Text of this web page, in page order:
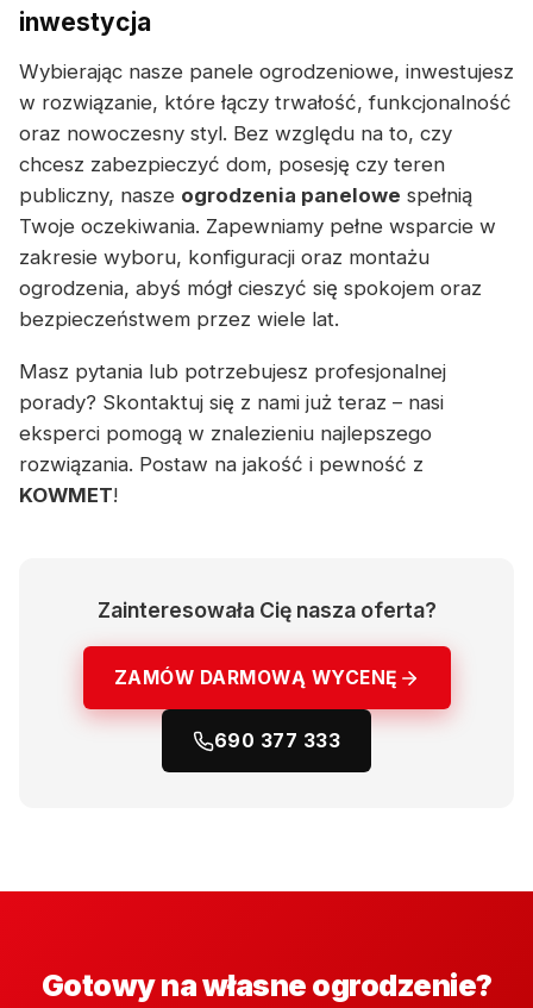
inwestycja
Wybierając nasze panele ogrodzeniowe, inwestujesz
w rozwiązanie, które łączy trwałość, funkcjonalność
oraz nowoczesny styl. Bez względu na to, czy
chcesz zabezpieczyć dom, posesję czy teren
publiczny, nasze ogrodzenia panelowe spełnią
Twoje oczekiwania. Zapewniamy pełne wsparcie w
zakresie wyboru, konfiguracji oraz montażu
ogrodzenia, abyś mógł cieszyć się spokojem oraz
bezpieczeństwem przez wiele lat.
Masz pytania lub potrzebujesz profesjonalnej
porady? Skontaktuj się z nami już teraz – nasi
eksperci pomogą w znalezieniu najlepszego
rozwiązania. Postaw na jakość i pewność z
KOWMET!
Zainteresowała Cię nasza oferta?
ZAMÓW DARMOWĄ WYCENĘ
690 377 333
Gotowy na własne ogrodzenie?